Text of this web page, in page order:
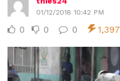
01/12/2018 10:42 PM
0 0 0 1,397